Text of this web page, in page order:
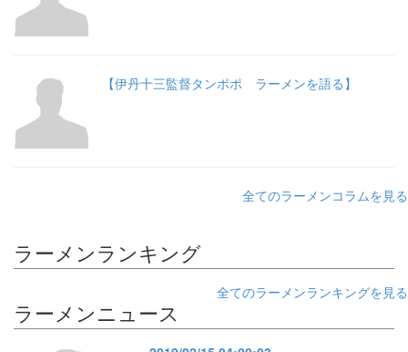
【伊丹十三監督タンポポ ラーメンを語る】
全てのラーメンコラムを見る
ラーメンランキング
全てのラーメンランキングを見る
ラーメンニュース